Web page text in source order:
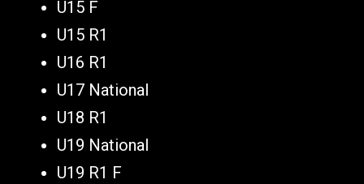
U15 F
U15 R1
U16 R1
U17 National
U18 R1
U19 National
U19 R1 F